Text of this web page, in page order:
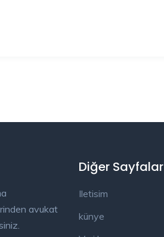
avukat
Diğer Sayfalar
Iletisim
künye